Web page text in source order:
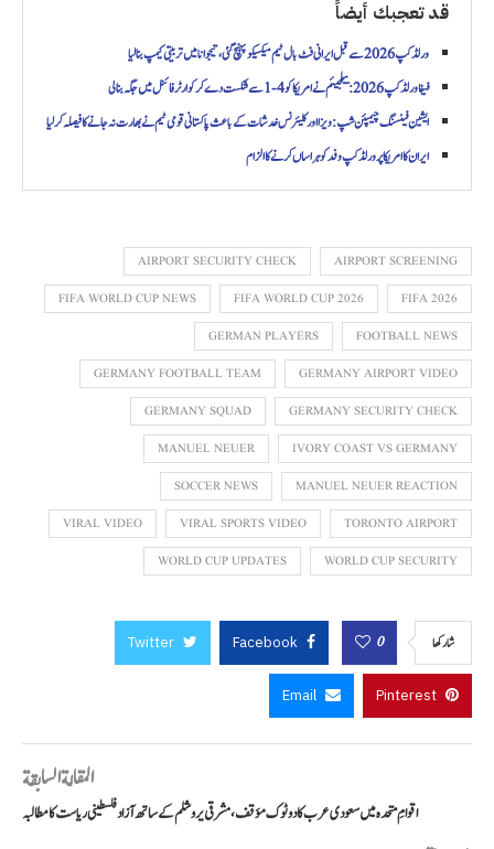
قد تعجبك أيضاً
ورلڈ کپ 2026 سے قبل ایرانی فٹ بال ٹیم میکسیکو پہنچ گئی، تیجوانا میں تربیتی کیمپ بنا لیا
فیفا ورلڈ کپ 2026: بیلجیئم نے امریکا کو 4-1 سے شکست دے کر کوارٹر فائنل میں جگہ بنا لی
ایشین فینسنگ چیمپئن شپ: ویزا اور کلیئرنس خدشات کے باعث پاکستانی قومی ٹیم نے بھارت نہ جانے کا فیصلہ کر لیا
ایران کا امریکا پر ورلڈ کپ وفد کو ہراساں کرنے کا الزام
AIRPORT SCREENING
AIRPORT SECURITY CHECK
FIFA 2026
FIFA WORLD CUP 2026
FIFA WORLD CUP NEWS
FOOTBALL NEWS
GERMAN PLAYERS
GERMANY AIRPORT VIDEO
GERMANY FOOTBALL TEAM
GERMANY SECURITY CHECK
GERMANY SQUAD
IVORY COAST VS GERMANY
MANUEL NEUER
MANUEL NEUER REACTION
SOCCER NEWS
TORONTO AIRPORT
VIRAL SPORTS VIDEO
VIRAL VIDEO
WORLD CUP SECURITY
WORLD CUP UPDATES
شاركها 0
Facebook
Twitter
Pinterest
Email
المقالة السابقة
اقوامِ متحدہ میں سعودی عرب کا دوٹوک مؤقف، مشرقی یروشلم کے ساتھ آزاد فلسطینی ریاست کا مطالبہ